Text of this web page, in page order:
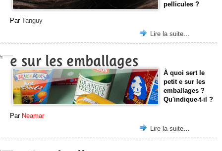
pellicules ?
Par Tanguy
Lire la suite…
e sur les emballages
À quoi sert le
petit e sur les
emballages ?
Qu'indique-t-il ?
Par Neamar
Lire la suite…